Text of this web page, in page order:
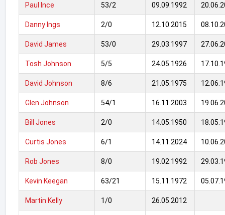
Paul Ince 53/2 09.09.1992
Danny Ings 2/0 12.10.2015
David James 53/0 29.03.1997
Tosh Johnson 5/5 24.05.1926
David Johnson 8/6 21.05.1975
Glen Johnson 54/1 16.11.2003
Bill Jones 2/0 14.05.1950
Curtis Jones 6/1 14.11.2024
Rob Jones 8/0 19.02.1992
Kevin Keegan 63/21 15.11.1972
Martin Kelly 1/0 26.05.2012